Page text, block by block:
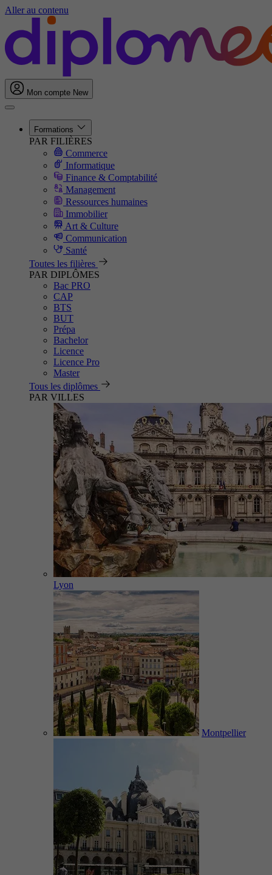
Aller au contenu
Mon compte New
Formations
PAR FILIÈRES
Commerce
Informatique
Finance & Comptabilité
Management
Ressources humaines
Immobilier
Art & Culture
Communication
Santé
Toutes les filières
PAR DIPLÔMES
Bac PRO
CAP
BTS
BUT
Prépa
Bachelor
Licence
Licence Pro
Master
Tous les diplômes
PAR VILLES
Lyon
Montpellier